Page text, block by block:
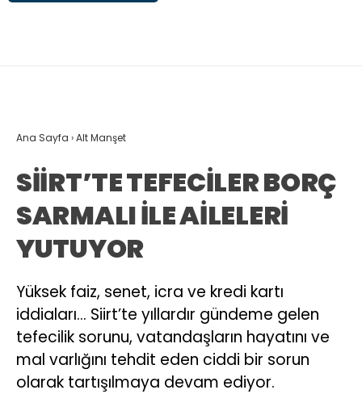
Ana Sayfa ›Alt Manşet
SİİRT’TE TEFECİLER BORÇ
SARMALI İLE AİLELERİ
YUTUYOR
Yüksek faiz, senet, icra ve kredi kartı
iddiaları… Siirt’te yıllardır gündeme gelen
tefecilik sorunu, vatandaşların hayatını ve
mal varlığını tehdit eden ciddi bir sorun
olarak tartışılmaya devam ediyor.